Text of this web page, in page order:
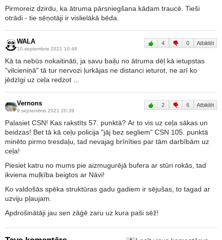
Pirmoreiz dzirdu, ka ātruma pārsniegšana kādam traucē. Tieši
otrādi - tie sēņotāji ir vislielākā bēda.
WALA
10.septembris 2021 10:48
4 0 Atbildēt
Kā ta nebūs nokaitināti, ja savu baiļu no ātruma dēļ kā ietupstas
"vilcieniņā" tā tur nervozi ļurkājas ne distanci ieturot, ne arī ko
jēdzīgi uz ceļa redzot ...
Vernons
9.septembris 2021 20:39
2 6 Atbildēt
Palasiet CSN! Kas rakstīts 57. punktā? Ar to vis uz ceļa sākas un
beidzas! Bet tā kā ceļu policija "jāj bez segliem" CSN 105. punktā
minēto pirmo tresdaļu, tad nevajag brīnīties par tām darbībām uz
ceļa!
Piesiet katru no mums pie aizmugurējā bufera ar stūri rokās, tad
ikviena muļķība beigtos ar Nāvi!
Ko valdošās spēka struktūras gadu gadiem ir sējušas, to tagad ar
uzviju pļaujam.
Apdrošinātāji jau sen zāģē zaru uz kura paši sēž!